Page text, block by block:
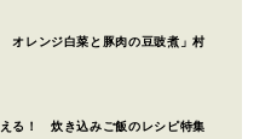
オレンジ白菜と豚肉の豆豉煮」村
る！ 炊き込みご飯のレシピ特集